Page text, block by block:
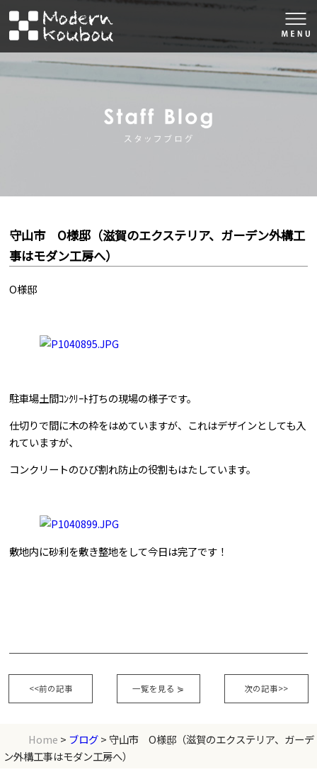
株式会社モダン工房
守山市 O様邸（滋賀のエクステリア、ガーデン外構工
事はモダン工房へ）
O様邸
駐車場土間ｺﾝｸﾘｰﾄ打ちの現場の様子です。
仕切りで間に木の枠をはめていますが、これはデザインとしても入
れていますが、
コンクリートのひび割れ防止の役割もはたしています。
敷地内に砂利を敷き整地をして今日は完了です！
<<前の記事 次の記事>>
一覧を見る ⋟
Home > ブログ> 守山市 O様邸（滋賀のエクステリア、ガーデ
ン外構工事はモダン工房へ）